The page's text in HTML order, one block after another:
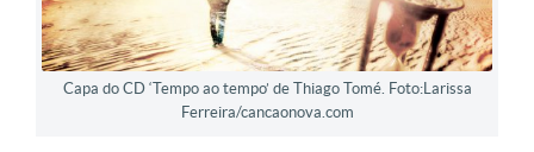
Capa do CD ‘Tempo ao tempo’ de Thiago Tomé. Foto:Larissa
Ferreira/cancaonova.com